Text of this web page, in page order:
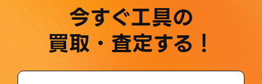
今すぐ工具の
買取・査定する！